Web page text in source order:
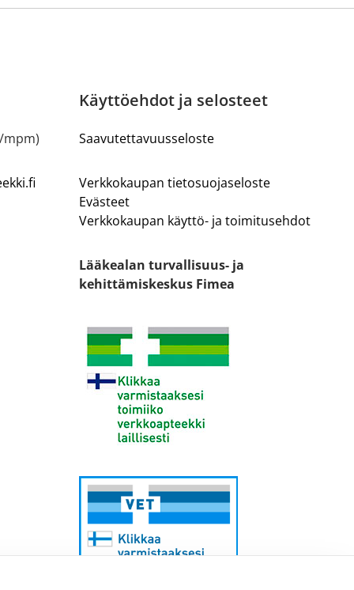
mpm)
Käyttöehdot ja selosteet
Saavutettavuusseloste
Verkkokaupan tietosuojaseloste
Evästeet
Verkkokaupan käyttö- ja toimitusehdot
Lääkealan turvallisuus- ja
kehittämiskeskus Fimea